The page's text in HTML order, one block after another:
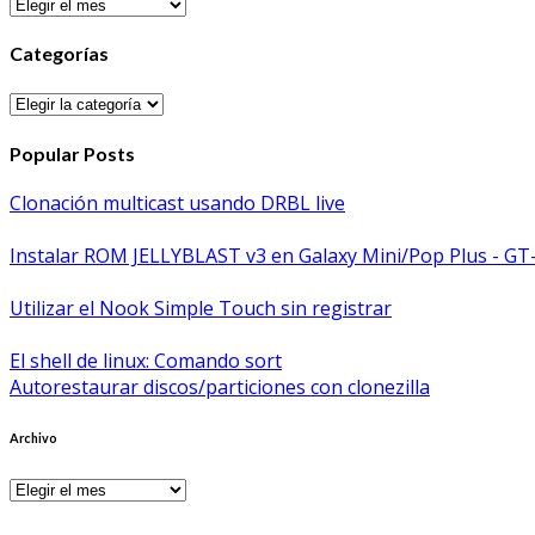
Categorías
Categorías
Popular Posts
Clonación multicast usando DRBL live
Instalar ROM JELLYBLAST v3 en Galaxy Mini/Pop Plus -
Utilizar el Nook Simple Touch sin registrar
El shell de linux: Comando sort
Autorestaurar discos/particiones con clonezilla
Archivo
Archivo